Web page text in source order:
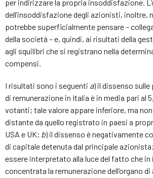
per indirizzare la propria insoddisfazione.
dell’insoddisfazione degli azionisti, inoltre,
potrebbe superficialmente pensare –
della società – e, quindi, ai risultati della
agli squilibri che si registrano nella
compensi.
I risultati sono i seguenti a) il dissenso
di remunerazione in Italia è in media pari al
votanti; tale valore appare inferiore, ma
distante da quello registrato in paesi a
USA e UK; b) il dissenso è negativamente
di capitale detenuta dal principale
essere interpretato alla luce del fatto che
concentrata la remunerazione dell’organo